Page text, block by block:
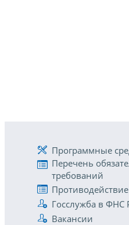
Программные
Перечень
требований
Госслужба в ФНС
Вакансии